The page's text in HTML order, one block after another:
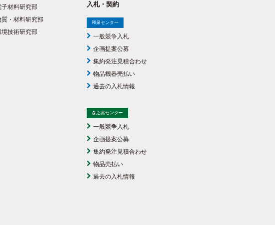
子材料研究部
質・材料研究部
境技術研究部
入札・契約
和泉センター
一般競争入札
企画提案公募
集約発注見積合わせ
物品機器売払い
過去の入札情報
森之宮センター
一般競争入札
企画提案公募
集約発注見積合わせ
物品売払い
過去の入札情報